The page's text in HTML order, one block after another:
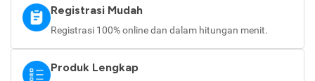
Registrasi Mudah
Registrasi 100% online dan dalam hitungan menit.
Produk Lengkap